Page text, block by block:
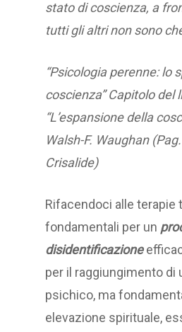
stato di coscienza, a
tutti gli altri non sono
“Psicologia perenne: lo
coscienza” Capitolo del
“L’espansione della
Walsh-F. Waughan
Crisalide)
Rifacendoci alle terapie
fondamentali per un
disidentificazione
per il raggiungimento di
psichico, ma
elevazione spirituale,